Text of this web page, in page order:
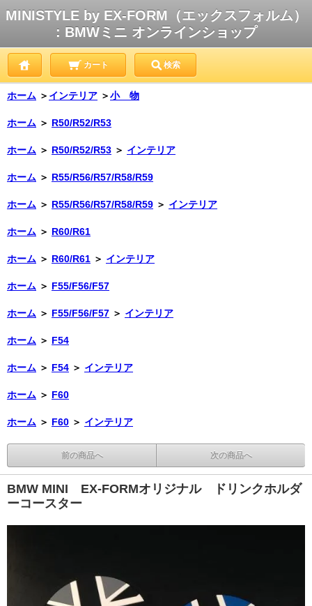
MINISTYLE by EX-FORM（エックスフォルム）
: BMWミニ オンラインショップ
カート 検索
ホーム ＞ インテリア ＞小 物
ホーム ＞ R50/R52/R53
ホーム ＞ R50/R52/R53 ＞ インテリア
ホーム ＞ R55/R56/R57/R58/R59
ホーム ＞ R55/R56/R57/R58/R59 ＞ インテリア
ホーム ＞ R60/R61
ホーム ＞ R60/R61 ＞ インテリア
ホーム ＞ F55/F56/F57
ホーム ＞ F55/F56/F57 ＞ インテリア
ホーム ＞ F54
ホーム ＞ F54 ＞ インテリア
ホーム ＞ F60
ホーム ＞ F60 ＞ インテリア
前の商品へ 次の商品へ
BMW MINI EX-FORMオリジナル ドリンクホルダ
ーコースター